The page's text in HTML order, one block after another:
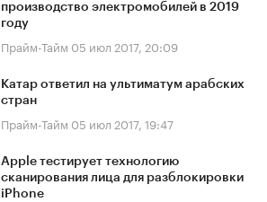
производство электромобилей в 2019
году
Прайм-Тайм 05 июл 2017, 20:09
Катар ответил на ультиматум арабских
стран
Прайм-Тайм 05 июл 2017, 19:47
Apple тестирует технологию
сканирования лица для разблокировки
iPhone